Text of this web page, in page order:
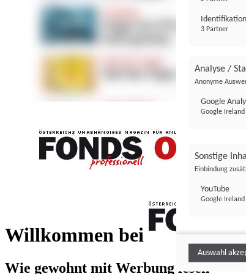
Willkommen bei
FONDS
Wie gewohnt mit Werbung lesen
3 Partner
Analyse /
Anonyme
Google
Google
Sonstige
Einbindung
YouTube
Google
Auswahl